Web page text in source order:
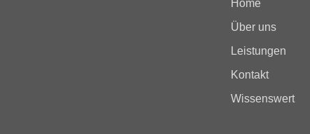
Home
Über uns
Leistungen
Kontakt
Wissenswert